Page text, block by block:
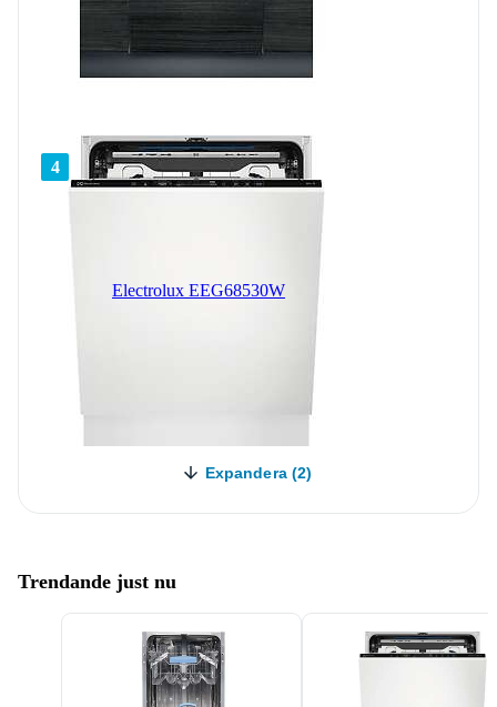
4
Electrolux EEG68530W
Expandera (2)
Trendande just nu